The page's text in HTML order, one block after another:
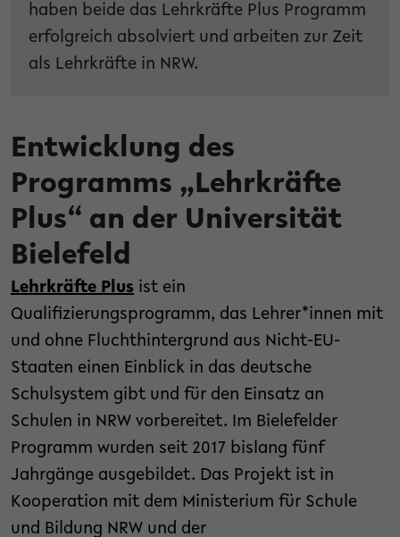
haben beide das Lehrkräfte Plus Programm
erfolgreich absolviert und arbeiten zur Zeit
als Lehrkräfte in NRW.
Entwicklung des
Programms „Lehrkräfte
Plus“ an der Universität
Bielefeld
Lehrkräfte Plus ist ein
Qualifizierungsprogramm, das Lehrer*innen mit
und ohne Fluchthintergrund aus Nicht-EU-
Staaten einen Einblick in das deutsche
Schulsystem gibt und für den Einsatz an
Schulen in NRW vorbereitet. Im Bielefelder
Programm wurden seit 2017 bislang fünf
Jahrgänge ausgebildet. Das Projekt ist in
Kooperation mit dem Ministerium für Schule
und Bildung NRW und der